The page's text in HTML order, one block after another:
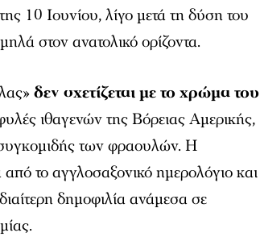
10 Ιουνίου, λίγο μετά τη δύση του
στον ανατολικό ορίζοντα.
δεν σχετίζεται με το χρώμα του
ιθαγενών της Βόρειας Αμερικής,
συγκομιδής των φραουλών. Η
το αγγλοσαξονικό ημερολόγιο και
δημοφιλία ανάμεσα σε